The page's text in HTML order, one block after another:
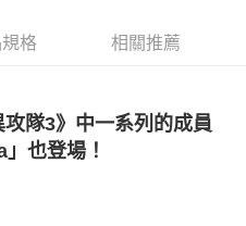
格 相關推薦
隊3》中一系列的成員
也登場！